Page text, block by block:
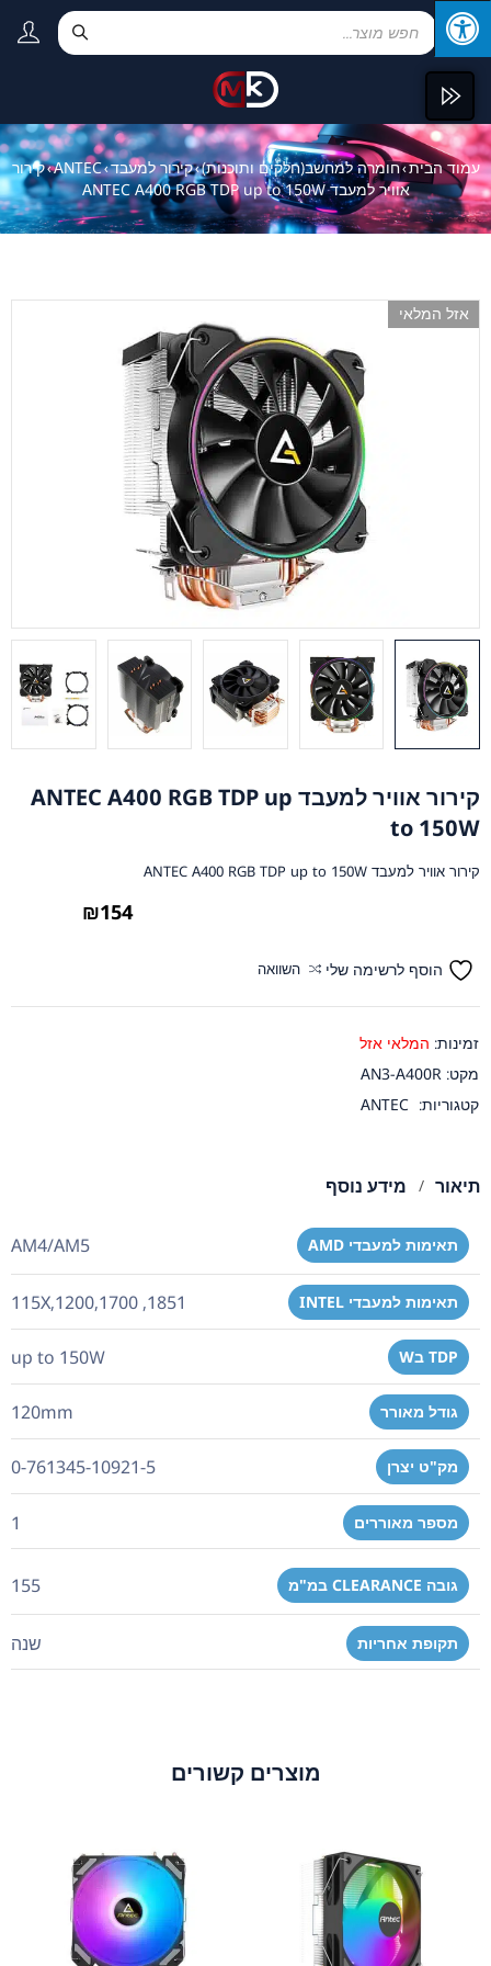
עמוד הבית›חומרה למחשב(חלקים ותוכנות)›קירור למעבד›
ANTEC
›קירור
אוויר למעבד ANTEC A400 RGB TDP up to 150W
אזל המלאי
קירור אוויר למעבד ANTEC A400 RGB TDP up
to 150W
קירור אוויר למעבד ANTEC A400 RGB TDP up to 150W
₪154
הוסף לרשימה שלי השוואה
זמינות: המלאי אזל
מקט: AN3-A400R
קטגוריות: ANTEC
תיאור מידע נוסף
תאימות למעבדי AMD AM4/AM5
תאימות למעבדי INTEL 115X,1200,1700 ,1851
TDP בW up to 150W
גודל מאורר 120mm
מק"ט יצרן 0-761345-10921-5
מספר מאוררים 1
גובה CLEARANCE במ"מ 155
תקופת אחריות שנה
מוצרים קשורים